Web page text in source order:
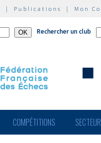
| Publications | Mon
Rechercher un club
COMPÉTITIONS